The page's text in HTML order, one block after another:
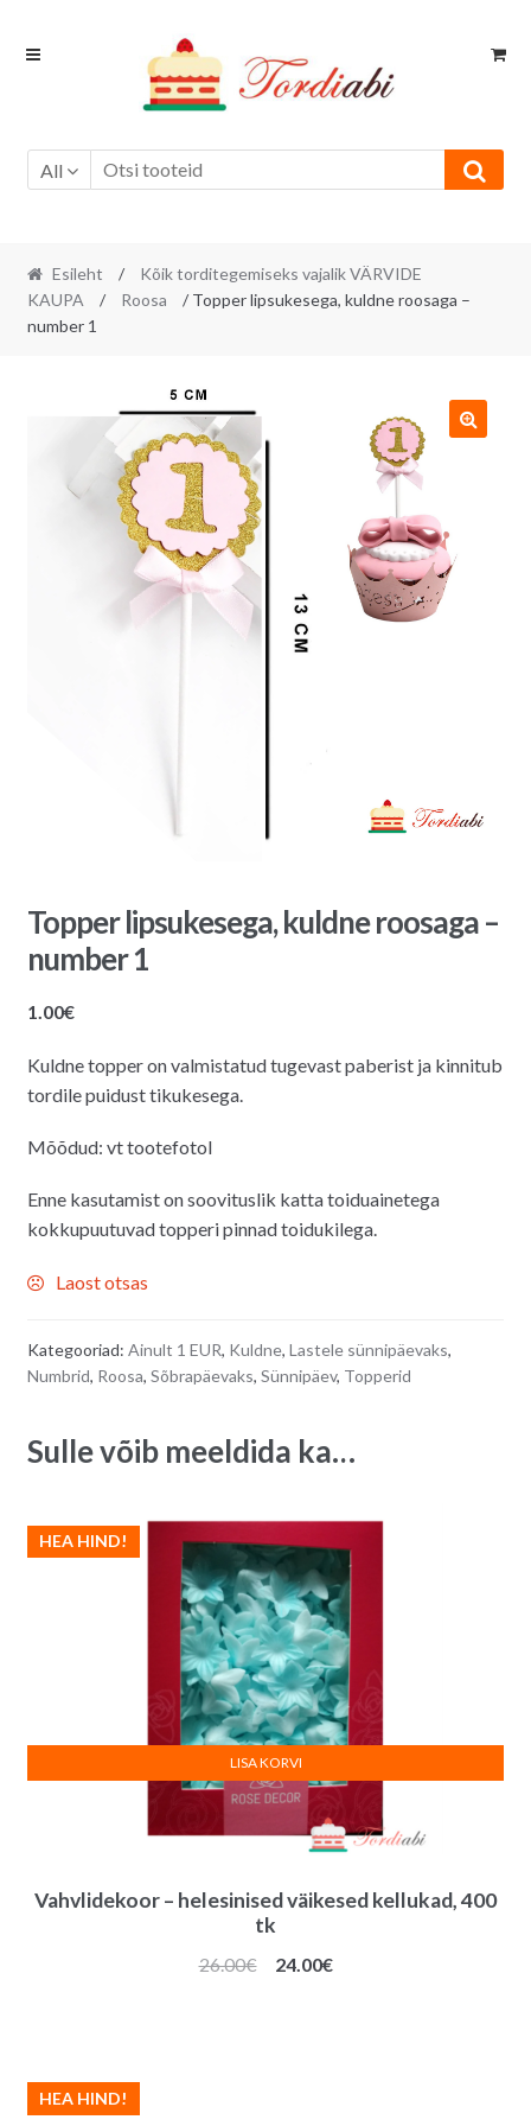
Skip
Skip
All
Esileht /
Kõik torditegemiseks vajalik VÄRVIDE
KAUPA
/ Roosa
/ Topper lipsukesega, kuldne roosaga –
number 1
Topper lipsukesega, kuldne roosaga –
number 1
1.00€
Kuldne topper on valmistatud tugevast paberist ja kinnitub
tordile puidust tikukesega.
Mõõdud: vt tootefotol
Enne kasutamist on soovituslik katta toiduainetega
kokkupuutuvad topperi pinnad toidukilega.
Laost otsas
Kategooriad: Ainult 1 EUR, Kuldne, Lastele sünnipäevaks,
Numbrid, Roosa, Sõbrapäevaks, Sünnipäev, Topperid
Sulle võib meeldida ka…
Vahvlidekoor – helesinised väikesed kellukad, 400
tk
HEA HIND!
26.00€
Algne
24.00€Praegune
LISA KORVI
HEA HIND!